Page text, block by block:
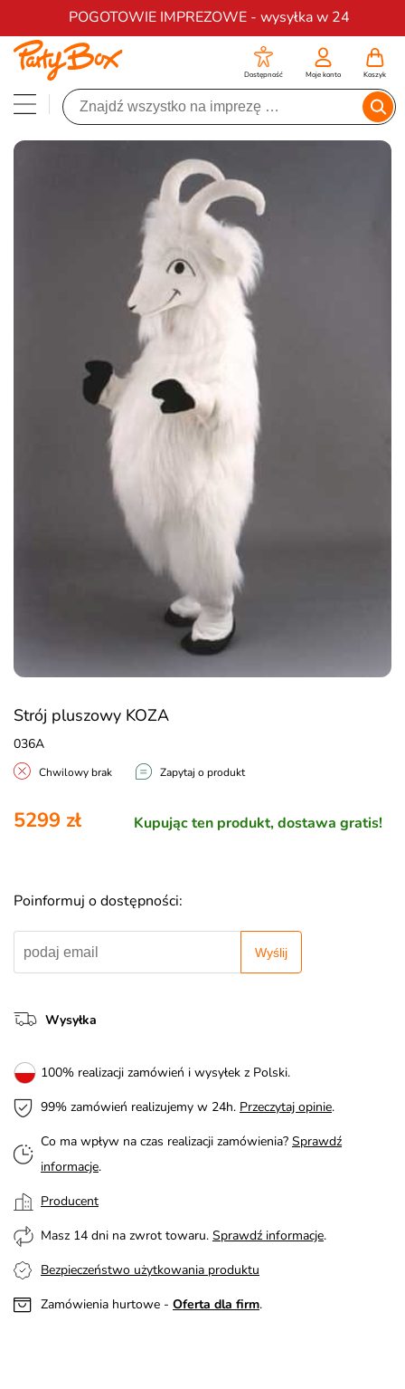
POGOTOWIE IMPREZOWE - wysyłka w 24
Darmowa dostawa na zamówienia od 200 zł
Dostępność Moje konto Koszyk
Strój pluszowy KOZA
036A
Chwilowy brak Zapytaj o produkt
Kupując ten produkt, dostawa gratis!
5299 zł
Poinformuj o dostępności:
Wyślij
Wysyłka
100% realizacji zamówień i wysyłek z Polski.
99% zamówień realizujemy w 24h. Przeczytaj opinie.
Co ma wpływ na czas realizacji zamówienia? Sprawdź
informacje.
Producent
Masz 14 dni na zwrot towaru. Sprawdź informacje.
Bezpieczeństwo użytkowania produktu
Zamówienia hurtowe - Oferta dla firm.